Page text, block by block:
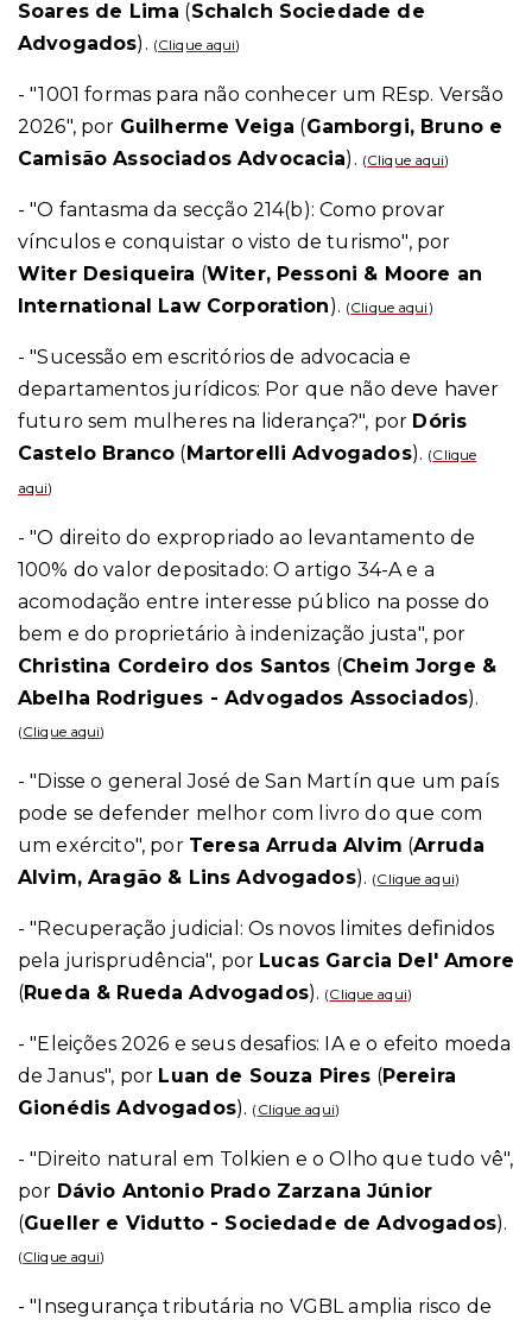
Soares de Lima (Schalch Sociedade de
Advogados). (Clique aqui)
- "1001 formas para não conhecer um REsp. Versão
2026", por Guilherme Veiga (Gamborgi, Bruno e
Camisão Associados Advocacia). (Clique aqui)
- "O fantasma da secção 214(b): Como provar
vínculos e conquistar o visto de turismo", por
Witer Desiqueira (Witer, Pessoni & Moore an
International Law Corporation). (Clique aqui )
- "Sucessão em escritórios de advocacia e
departamentos jurídicos: Por que não deve haver
futuro sem mulheres na liderança?", por Dóris
Castelo Branco ( Martorelli Advogados). (Clique
aqui)
- "O direito do expropriado ao levantamento de
100% do valor depositado: O artigo 34-A e a
acomodação entre interesse público na posse do
bem e do proprietário à indenização justa", por
Christina Cordeiro dos Santos (Cheim Jorge &
Abelha Rodrigues - Advogados Associados).
(Clique aqui)
- "Disse o general José de San Martín que um país
pode se defender melhor com livro do que com
um exército", por Teresa Arruda Alvim (Arruda
Alvim, Aragão & Lins Advogados). (Clique aqui)
- "Recuperação judicial: Os novos limites definidos
pela jurisprudência", por Lucas Garcia Del' Amore
(Rueda & Rueda Advogados). (Clique aqui)
- "Eleições 2026 e seus desafios: IA e o efeito moeda
de Janus", por Luan de Souza Pires (Pereira
Gionédis Advogados). ( Clique aqui)
- "Direito natural em Tolkien e o Olho que tudo vê",
por Dávio Antonio Prado Zarzana Júnior
(Gueller e Vidutto - Sociedade de Advogados).
(Clique aqui)
- "Insegurança tributária no VGBL amplia risco de